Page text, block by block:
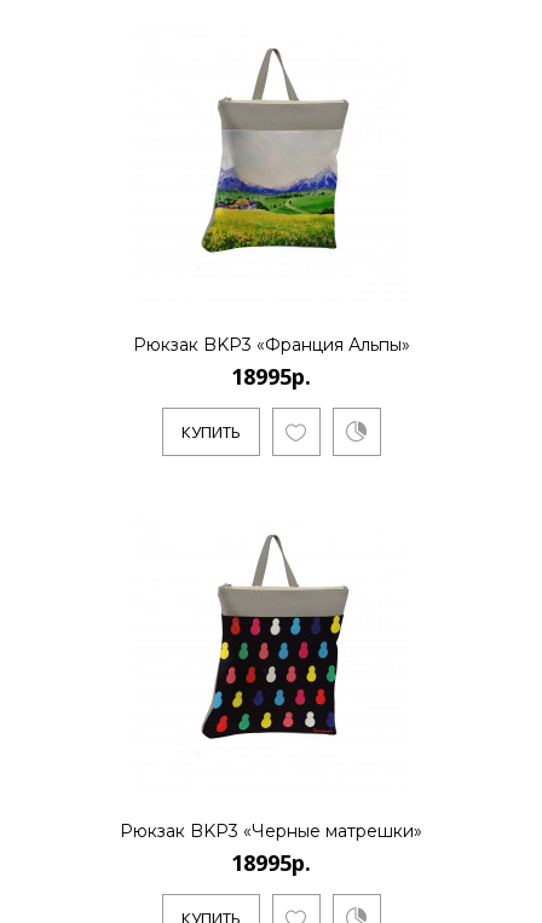
бизнесмен Алексей Сергиенко работает
в направлении поп-арт и полит-ар..
КУПИТЬ
КУПИТЬ
Рюкзак BKP3 «Франция Альпы»
18995р.
КУПИТЬ
Рюкзак BKP3 «Черные матрешки»
18995р.
КУПИТЬ